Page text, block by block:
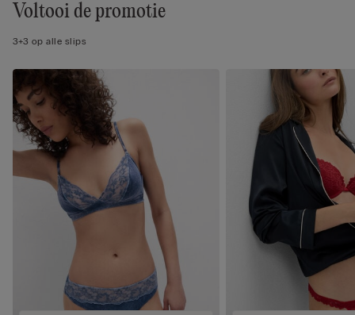
Voltooi de promotie
3+3 op alle slips